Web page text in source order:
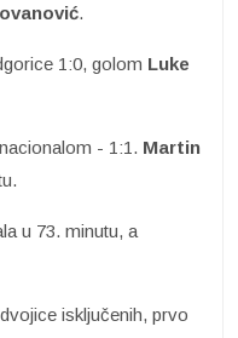
.
1:0, golom Luke
- 1:1. Martin
u 73. minutu, a
isključenih, prvo